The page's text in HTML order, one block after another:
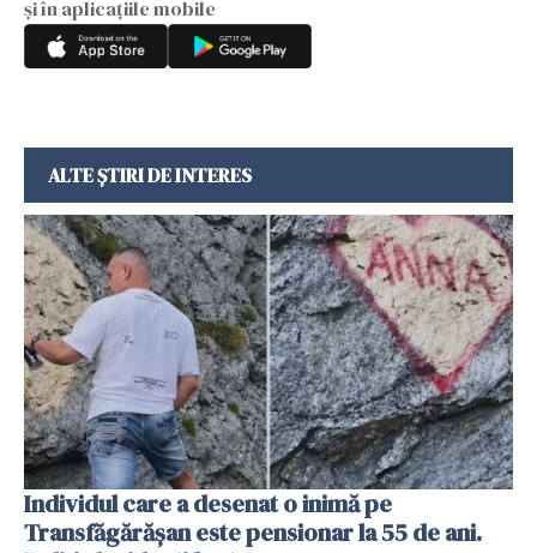
și în aplicațiile mobile
ALTE ȘTIRI DE INTERES
Individul care a desenat o inimă pe
Transfăgărășan este pensionar la 55 de ani.